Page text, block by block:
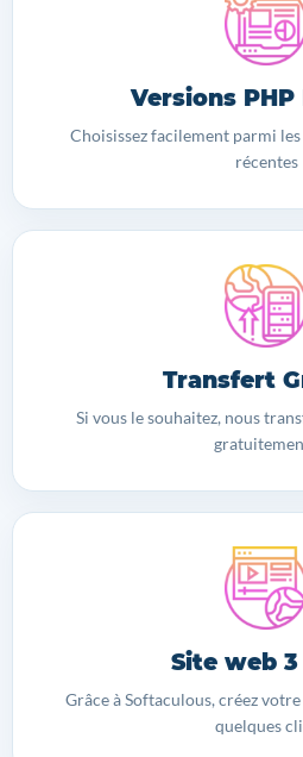
Versions
Choisissez facilement parmi
récentes
Transfert
Si vous le souhaitez, nous
Site web
Grâce à Softaculous, créez
quelques